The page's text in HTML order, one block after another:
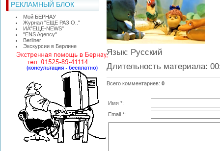
РЕКЛАМНЫЙ БЛОК
Мой БЕРНАУ
Журнал "ЕЩЕ РАЗ О.."
ИА"ЕЩЕ-NEWS"
"ЕNS Agency"
Berliner
Экскурсии в Берлине
Язык: Русский
Длительность материала:
Всего комментариев: 0
Имя *:
Email *: